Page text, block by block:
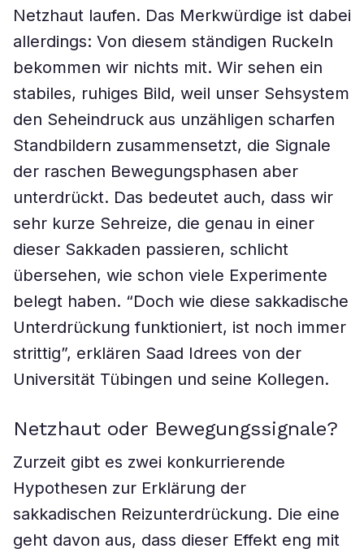
Netzhaut laufen. Das Merkwürdige ist dabei
allerdings: Von diesem ständigen Ruckeln
bekommen wir nichts mit. Wir sehen ein
stabiles, ruhiges Bild, weil unser Sehsystem
den Seheindruck aus unzähligen scharfen
Standbildern zusammensetzt, die Signale
der raschen Bewegungsphasen aber
unterdrückt. Das bedeutet auch, dass wir
sehr kurze Sehreize, die genau in einer
dieser Sakkaden passieren, schlicht
übersehen, wie schon viele Experimente
belegt haben. “Doch wie diese sakkadische
Unterdrückung funktioniert, ist noch immer
strittig”, erklären Saad Idrees von der
Universität Tübingen und seine Kollegen.
Netzhaut oder Bewegungssignale?
Zurzeit gibt es zwei konkurrierende
Hypothesen zur Erklärung der
sakkadischen Reizunterdrückung. Die eine
geht davon aus, dass dieser Effekt eng mit